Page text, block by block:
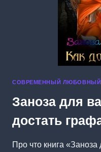
СОВРЕМЕННЫЙ
Заноза для
достать
Про что книга